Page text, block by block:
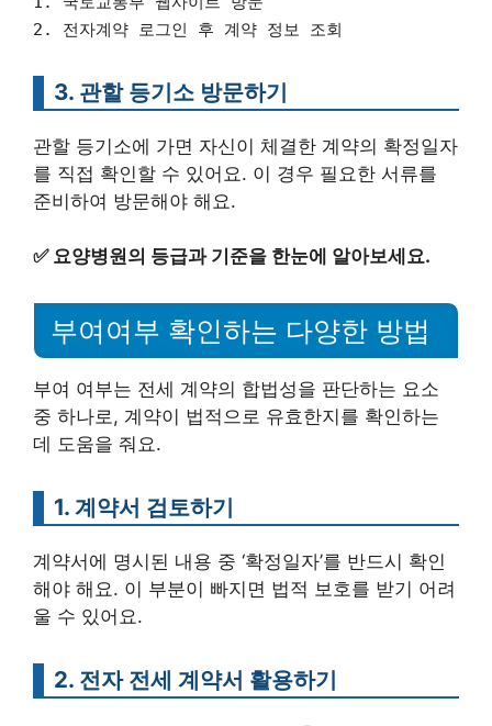
2. 전자계약 로그인 후 계약 정보 조회
3. 관할 등기소 방문하기
관할 등기소에 가면 자신이 체결한 계약의 확정일자
를 직접 확인할 수 있어요. 이 경우 필요한 서류를
준비하여 방문해야 해요.
✅ 요양병원의 등급과 기준을 한눈에 알아보세요.
부여여부 확인하는 다양한 방법
부여 여부는 전세 계약의 합법성을 판단하는 요소
중 하나로, 계약이 법적으로 유효한지를 확인하는
데 도움을 줘요.
1. 계약서 검토하기
계약서에 명시된 내용 중 ‘확정일자’를 반드시 확인
해야 해요. 이 부분이 빠지면 법적 보호를 받기 어려
울 수 있어요.
2. 전자 전세 계약서 활용하기